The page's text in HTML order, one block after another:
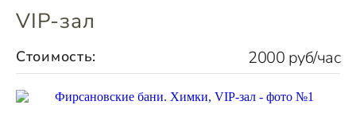
VIP-зал
Стоимость: 2000 руб/час